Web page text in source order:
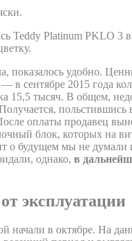
Teddy Platinum PKLO 3
показалось удобно.
в сентябре 2015 года
15,5 тысяч. В общем,
польстившись
оплаты продавец
блок, которых на
о будущем мы не думали
однако, в
эксплуатации
начали в октябре. На